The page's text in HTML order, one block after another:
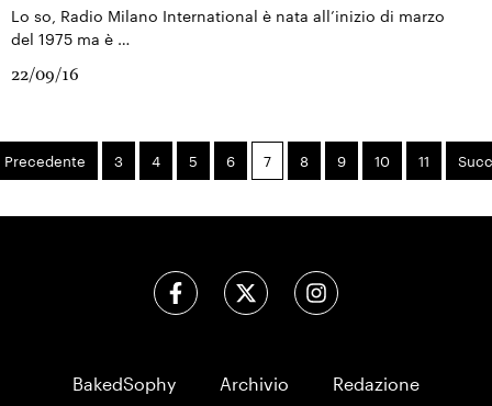
Lo so, Radio Milano International è nata all’inizio di marzo
del 1975 ma è …
22/09/16
Precedente 3 4 5 6 7 8 9 10 11
BakedSophy Archivio Redazione